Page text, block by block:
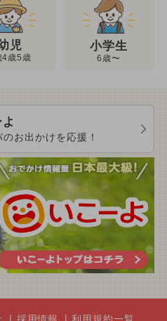
児
4歳5歳
小学生
6歳〜
お出かけを応援！